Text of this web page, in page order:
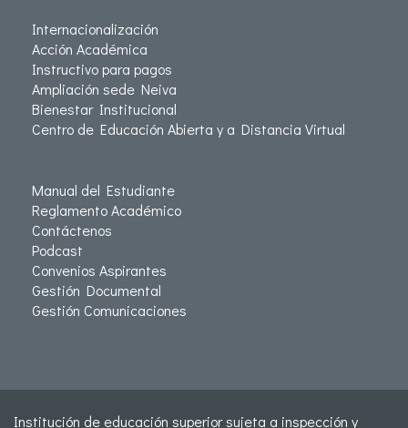
Internacionalización
Acción Académica
Instructivo para pagos
Ampliación sede Neiva
Bienestar Institucional
Centro de Educación Abierta y a Distancia Virtual
Manual del Estudiante
Reglamento Académico
Contáctenos
Podcast
Convenios Aspirantes
Gestión Documental
Gestión Comunicaciones
Institución de educación superior sujeta a inspección y